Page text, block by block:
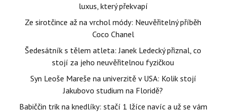
luxus, který překvapí
Ze sirotčince až na vrchol módy: Neuvěřitelný příběh
Coco Chanel
Šedesátník s tělem atleta: Janek Ledecký přiznal, co
stojí za jeho neuvěřitelnou fyzičkou
Syn Leoše Mareše na univerzitě v USA: Kolik stojí
Jakubovo studium na Floridě?
Babiččin trik na knedlíky: stačí 1 lžíce navíc a už se vám